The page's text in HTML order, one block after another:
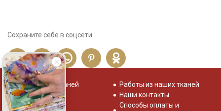
Сохраните себе в соцсети
Распродажа тканей
Отзывы о нас
Система скидок
Работы из наших тканей
Наши контакты
Способы оплаты и